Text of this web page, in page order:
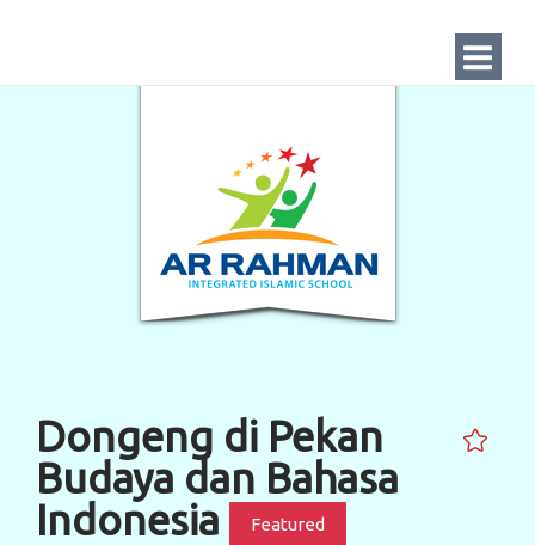
Dongeng di Pekan
Budaya dan Bahasa
Indonesia
Featured